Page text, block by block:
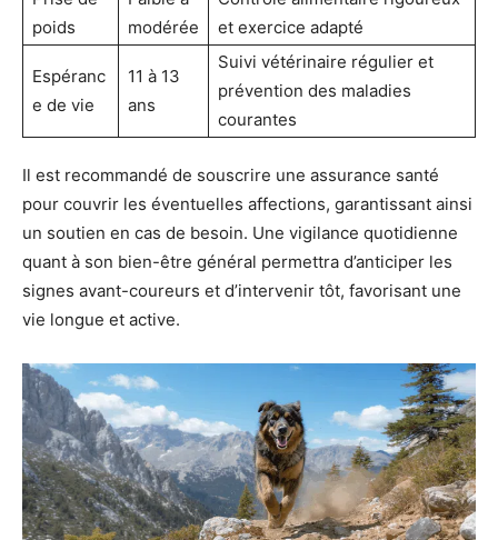
poids
modérée
et exercice adapté
Espéranc
e de vie
11 à 13
ans
Suivi vétérinaire régulier et
prévention des maladies
courantes
Il est recommandé de souscrire une assurance santé
pour couvrir les éventuelles affections, garantissant ainsi
un soutien en cas de besoin. Une vigilance quotidienne
quant à son bien-être général permettra d’anticiper les
signes avant-coureurs et d’intervenir tôt, favorisant une
vie longue et active.